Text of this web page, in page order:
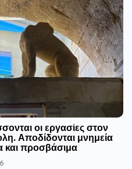
οι εργασίες στον
Αποδίδονται μνημεία
και προσβάσιμα